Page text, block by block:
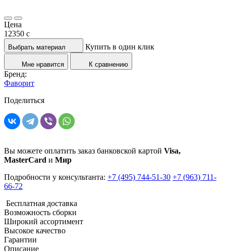
Цена
12350 c
Выбрать материал Купить в один клик
Мне нравится К сравнению
Бренд:
Фаворит
Поделиться
Вы можете оплатить заказ банковской картой Visa,
MasterCard и Мир
Подробности у консультанта: +7 (495) 744-51-30 +7 (963) 711-
66-72
Бесплатная доставка
Возможность сборки
Широкий ассортимент
Высокое качество
Гарантии
Описание